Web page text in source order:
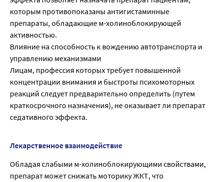
которым противопоказаны антигистаминные
препараты, обладающие м-холиноблокирующей
активностью.
Влияние на способность к вождению автотранспорта и
управлению механизмами
Лицам, профессия которых требует повышенной
концентрации внимания и быстроты психомоторных
реакций следует предварительно определить (путем
краткосрочного назначения), не оказывает ли препарат
седативного эффекта.
Лекарственное взаимодействие
Обладая слабыми м-холиноблокирующими свойствами,
препарат может снижать моторику ЖКТ, что